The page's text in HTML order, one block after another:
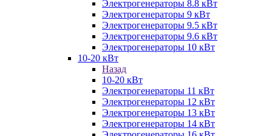
Электрогенераторы 8.8 кВт
Электрогенераторы 9 кВт
Электрогенераторы 9.5 кВт
Электрогенераторы 9.6 кВт
Электрогенераторы 10 кВт
10-20 кВт
Назад
10-20 кВт
Электрогенераторы 11 кВт
Электрогенераторы 12 кВт
Электрогенераторы 13 кВт
Электрогенераторы 14 кВт